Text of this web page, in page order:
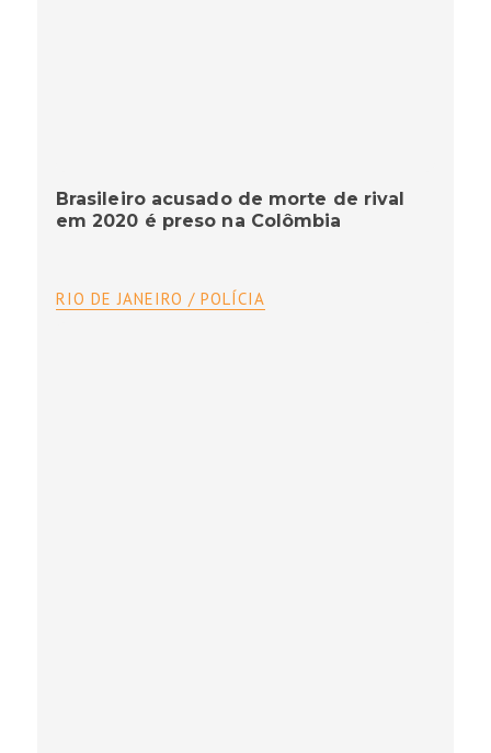
Brasileiro acusado de morte de rival
em 2020 é preso na Colômbia
RIO DE JANEIRO / POLÍCIA